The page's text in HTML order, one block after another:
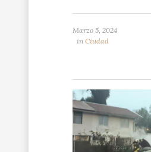
Marzo 5, 2024
in Ciudad